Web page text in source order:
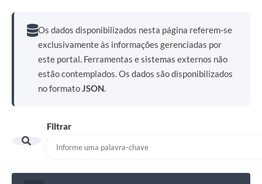
Os dados disponibilizados nesta página referem-se
exclusivamente às informações gerenciadas por
este portal. Ferramentas e sistemas externos não
estão contemplados. Os dados são disponibilizados
no formatoJSON.
Filtrar